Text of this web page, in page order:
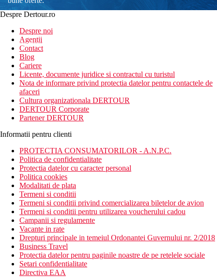
newsletter!
Despre Dertour.ro
Despre noi
Agentii
Contact
Blog
Cariere
Licente, documente juridice si contractul cu turistul
Nota de informare privind protectia datelor pentru contactele de
afaceri
Cultura organizationala DERTOUR
DERTOUR Corporate
Partener DERTOUR
Informatii pentru clienti
PROTECTIA CONSUMATORILOR - A.N.P.C.
Politica de confidentialitate
Protectia datelor cu caracter personal
Politica cookies
Modalitati de plata
Termeni si conditii
Termeni si conditii privind comercializarea biletelor de avion
Termeni si conditii pentru utilizarea voucherului cadou
Campanii si regulamente
Vacante in rate
Drepturi principale in temeiul Ordonantei Guvernului nr. 2/2018
Business Travel
Protectia datelor pentru paginile noastre de pe retelele sociale
Setari confidentialitate
Directiva EAA